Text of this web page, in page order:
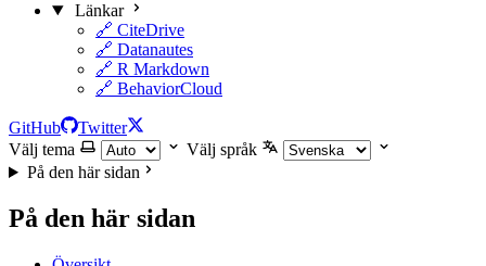
Länkar
🔗 CiteDrive
🔗 Datanautes
🔗 R Markdown
🔗 BehaviorCloud
GitHub
Twitter
Välj tema
Välj språk
På den här sidan
På den här sidan